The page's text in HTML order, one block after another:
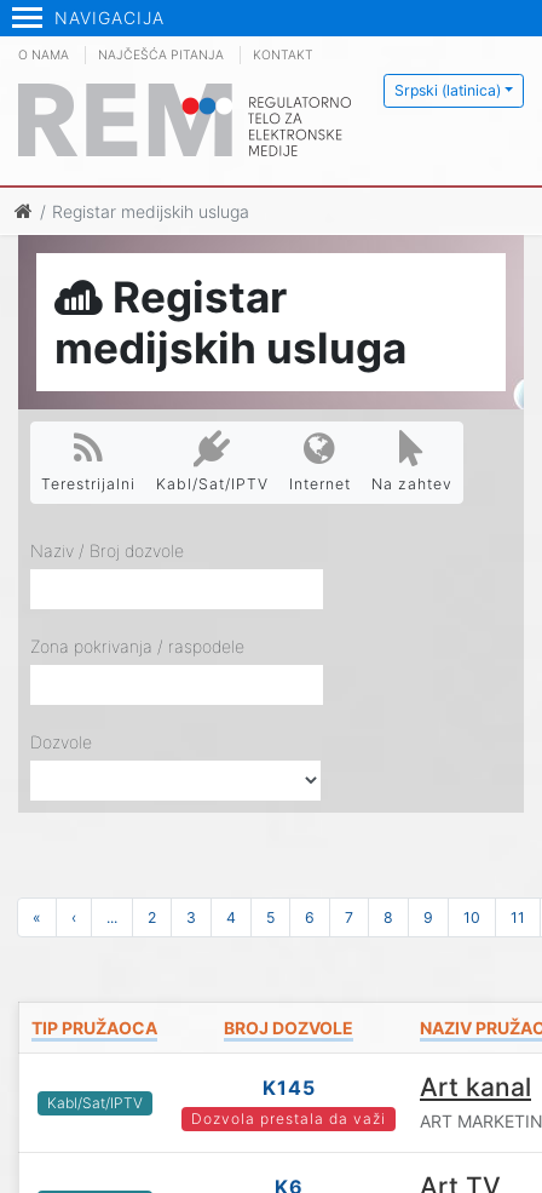
NAVIGACIJA
Srpski (latinica)
O NAMA NAJČEŠĆA PITANJA KONTAKT
Registar medijskih usluga
Registar
medijskih usluga
Terestrijalni Kabl/Sat/IPTV Internet Na zahtev
Naziv / Broj dozvole
Zona pokrivanja / raspodele
Dozvole
« ‹ ... 2 3 4 5 6 7 8 9 10 11
TIP PRUŽAOCA BROJ DOZVOLE NAZIV
Kabl/Sat/IPTV
K145
Dozvola prestala da važi
Art kanal
ART
K6 Art TV